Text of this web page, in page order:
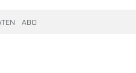
ABO